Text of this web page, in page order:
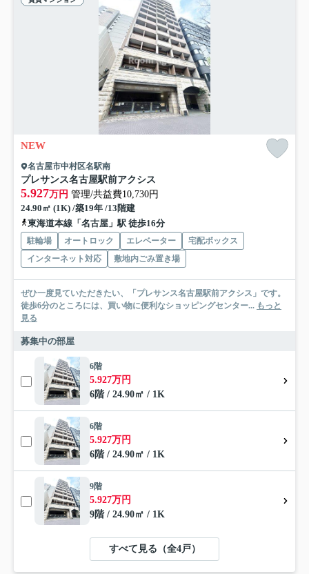
NEW
名古屋市中村区名駅南
プレサンス名古屋駅前アクシス
5.927万円 管理/共益費10,730円
24.90㎡ (1K) /築19年 /13階建
東海道本線「名古屋」駅 徒歩16分
駐輪場 オートロック エレベーター
宅配ボックス
インターネット対応
敷地内ごみ置き場
ぜひ一度見ていただきたい、「プレサンス名古屋駅前アクシス」です。
徒歩6分のところには、買い物に便利なショッピングセンター... もっと
見る
募集中の部屋
6階
5.927万円
6階 / 24.90㎡ / 1K
6階
5.927万円
6階 / 24.90㎡ / 1K
9階
5.927万円
9階 / 24.90㎡ / 1K
すべて見る（全4戸）